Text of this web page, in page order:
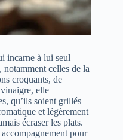
incarne à lui seul
notamment celles de la
croquants, de
elle
qu’ils soient grillés
et légèrement
écraser les plats.
pour